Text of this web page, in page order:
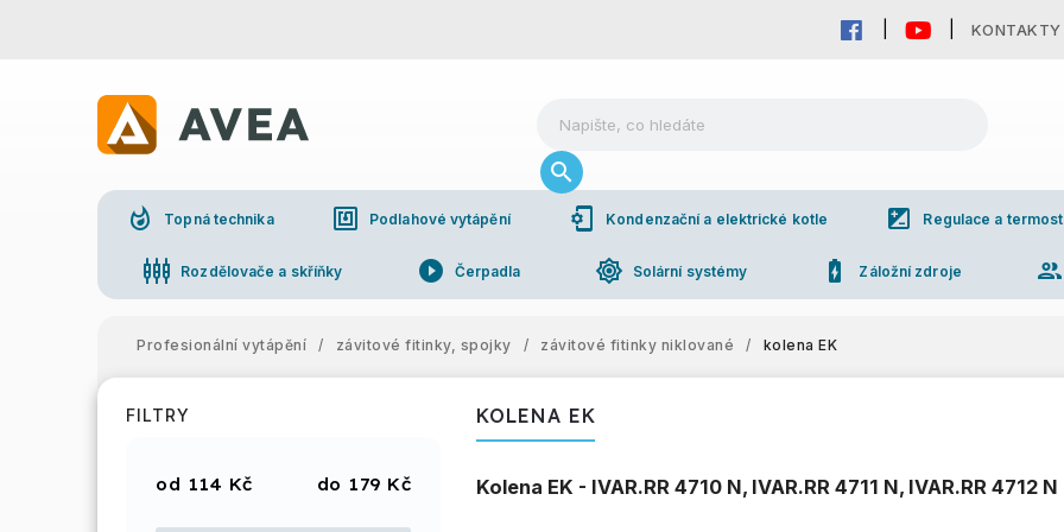
KONTAKTY
whatshot Topná technika nfc Podlahové vytápění phonelink_setup Kondenzační a elektrické kotle iso Regulace a
settings_input_component Rozdělovače a skříňky play_circle_filled Čerpadla brightness_high Solární systémy battery_charging_full Záložní zdroje group
Profesionální vytápění / závitové fitinky, spojky / závitové fitinky niklované / kolena EK
FILTRY
114 Kč 179 Kč
KOLENA EK
Kolena EK - IVAR.RR 4710 N, IVAR.RR 4711 N, IVAR.RR 4712 N